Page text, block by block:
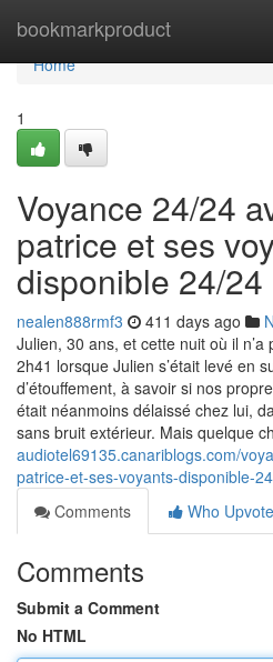
bookmarkproduct
Home
Home
1
Voyance 24/24
patrice et ses
disponible 24/24
nealen888rmf3 411 days ago
Julien, 30 ans, et cette nuit où il
2h41 lorsque Julien s’était levé en
d’étouffement, à savoir si nos
était néanmoins délaissé chez lui,
sans bruit extérieur. Mais quelque
audiotel69135.canariblogs.com/
patrice-et-ses-voyants-disponible-
Comments
Who
Comments
Submit a Comment
No HTML